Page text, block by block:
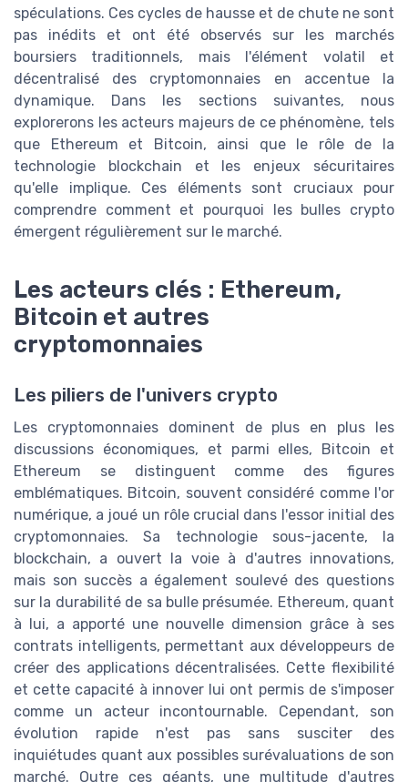
spéculations. Ces cycles de hausse et de chute ne sont
pas inédits et ont été observés sur les marchés
boursiers traditionnels, mais l'élément volatil et
décentralisé des cryptomonnaies en accentue la
dynamique. Dans les sections suivantes, nous
explorerons les acteurs majeurs de ce phénomène, tels
que Ethereum et Bitcoin, ainsi que le rôle de la
technologie blockchain et les enjeux sécuritaires
qu'elle implique. Ces éléments sont cruciaux pour
comprendre comment et pourquoi les bulles crypto
émergent régulièrement sur le marché.
Les acteurs clés : Ethereum,
Bitcoin et autres
cryptomonnaies
Les piliers de l'univers crypto
Les cryptomonnaies dominent de plus en plus les
discussions économiques, et parmi elles, Bitcoin et
Ethereum se distinguent comme des figures
emblématiques. Bitcoin, souvent considéré comme l'or
numérique, a joué un rôle crucial dans l'essor initial des
cryptomonnaies. Sa technologie sous-jacente, la
blockchain, a ouvert la voie à d'autres innovations,
mais son succès a également soulevé des questions
sur la durabilité de sa bulle présumée. Ethereum, quant
à lui, a apporté une nouvelle dimension grâce à ses
contrats intelligents, permettant aux développeurs de
créer des applications décentralisées. Cette flexibilité
et cette capacité à innover lui ont permis de s'imposer
comme un acteur incontournable. Cependant, son
évolution rapide n'est pas sans susciter des
inquiétudes quant aux possibles surévaluations de son
marché. Outre ces géants, une multitude d'autres